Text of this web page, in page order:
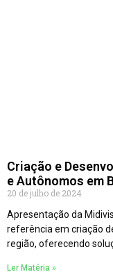
Criação e
e Autônomos em
20 de julho de 2024
Apresentação da
referência em criação
região, oferecendo
Ler Matéria »